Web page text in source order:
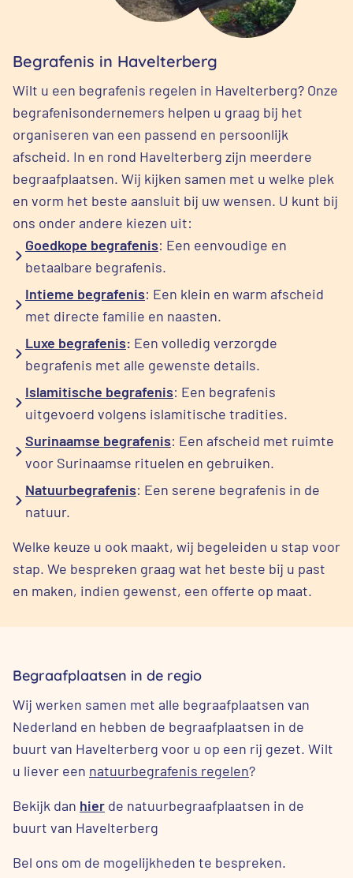
Begrafenis in Havelterberg
Wilt u een begrafenis regelen in Havelterberg? Onze
begrafenisondernemers helpen u graag bij het
organiseren van een passend en persoonlijk
afscheid. In en rond Havelterberg zijn meerdere
begraafplaatsen. Wij kijken samen met u welke plek
en vorm het beste aansluit bij uw wensen. U kunt bij
ons onder andere kiezen uit:
Goedkope begrafenis: Een eenvoudige en
betaalbare begrafenis.
Intieme begrafenis: Een klein en warm afscheid
met directe familie en naasten.
Luxe begrafenis: Een volledig verzorgde
begrafenis met alle gewenste details.
Islamitische begrafenis: Een begrafenis
uitgevoerd volgens islamitische tradities.
Surinaamse begrafenis: Een afscheid met ruimte
voor Surinaamse rituelen en gebruiken.
Natuurbegrafenis: Een serene begrafenis in de
natuur.
Welke keuze u ook maakt, wij begeleiden u stap voor
stap. We bespreken graag wat het beste bij u past
en maken, indien gewenst, een offerte op maat.
Begraafplaatsen in de regio
Wij werken samen met alle begraafplaatsen van
Nederland en hebben de begraafplaatsen in de
buurt van Havelterberg voor u op een rij gezet. Wilt
u liever een natuurbegrafenis regelen?
Bekijk dan hier de natuurbegraafplaatsen in de
buurt van Havelterberg
Bel ons om de mogelijkheden te bespreken.